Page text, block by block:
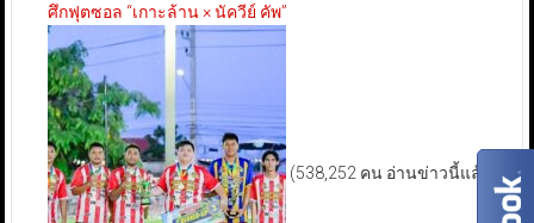
ศึกฟุตซอล “เกาะล้าน × นัควีย์ คัพ”
(538,252 คน อ่านข่าวนี้แล้ว)